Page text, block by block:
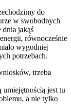
do
w swobodnych
dnia jakąś
równocześnie
wygodniej
potrzebach.
trzeba
jest tu
a nie tylko